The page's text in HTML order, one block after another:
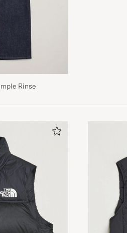
Rinse